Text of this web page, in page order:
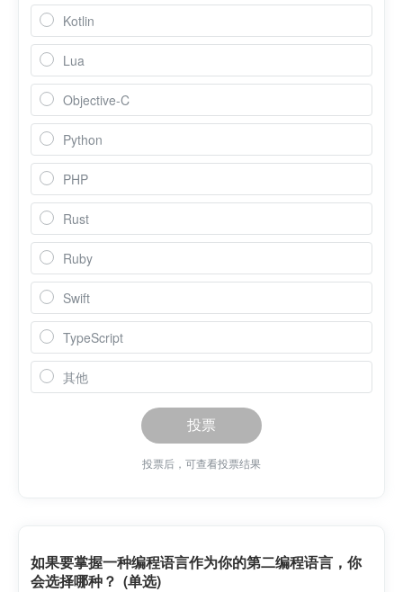
Kotlin
Lua
Objective-C
Python
PHP
Rust
Ruby
Swift
TypeScript
其他
投票
投票后，可查看投票结果
如果要掌握一种编程语言作为你的第二编程语言，你
会选择哪种？ (单选)